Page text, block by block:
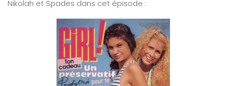
Nikolah et Spades dans cet épisode :